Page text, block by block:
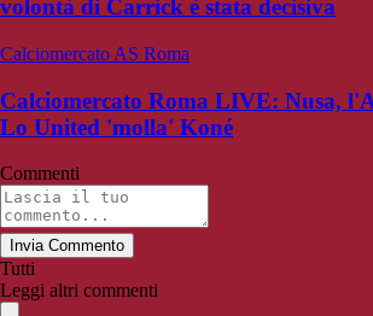
volontà di Carrick è stata decisiva
Calciomercato AS Roma
Calciomercato Roma LIVE: Nusa,
Lo United 'molla' Koné
Commenti
Invia Commento
Tutti
Leggi altri commenti